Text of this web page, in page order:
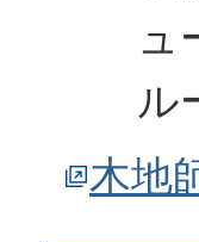
ュ
ル
木地